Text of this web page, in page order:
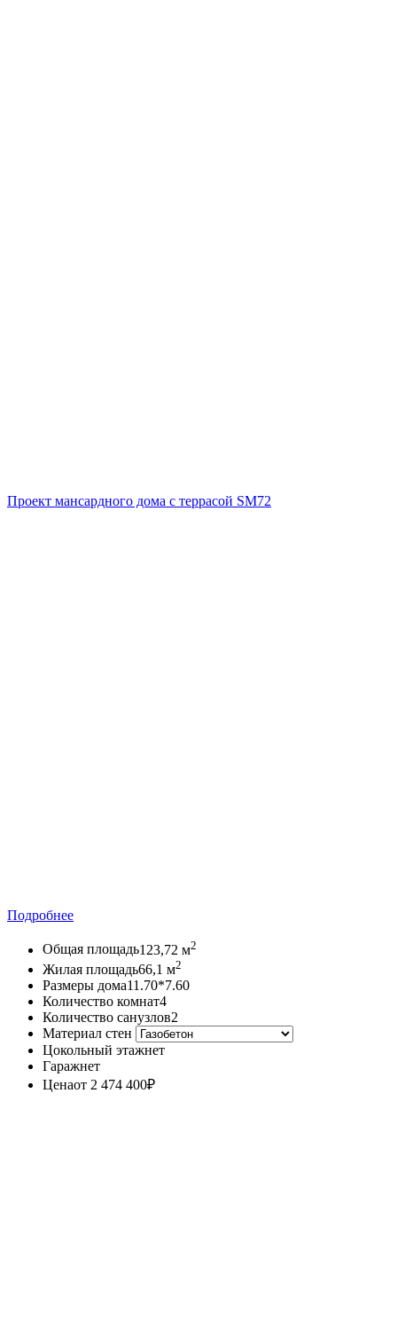
Проект мансардного дома с террасой SM72
Подробнее
Общая площадь123,72 м2
Жилая площадь66,1 м2
Размеры дома11.70*7.60
Количество комнат4
Количество санузлов2
Материал стен
Цокольный этажнет
Гаражнет
Ценаот 2 474 400₽